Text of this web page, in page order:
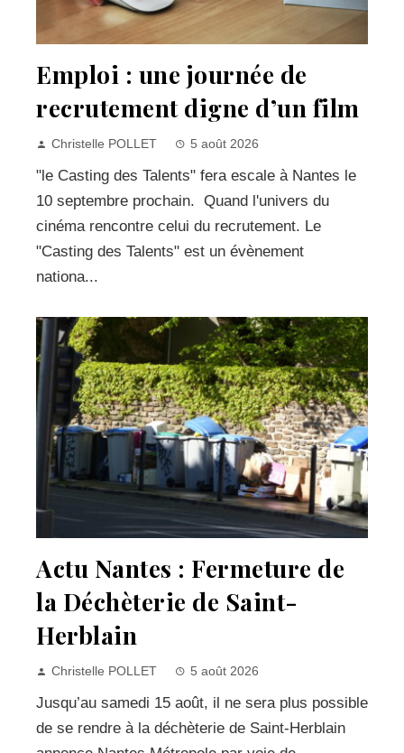
Emploi : une journée de
recrutement digne d’un film
Christelle POLLET 5 août 2026
"le Casting des Talents" fera escale à Nantes le
10 septembre prochain. Quand l'univers du
cinéma rencontre celui du recrutement. Le
"Casting des Talents" est un évènement
nationa...
Actu Nantes : Fermeture de
la Déchèterie de Saint-
Herblain
Christelle POLLET 5 août 2026
Jusqu’au samedi 15 août, il ne sera plus possible
de se rendre à la déchèterie de Saint-Herblain